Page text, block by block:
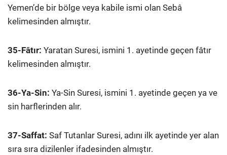
Yemen’de bir bölge veya kabile ismi olan Sebâ
kelimesinden almıştır.
35-Fâtır: Yaratan Suresi, ismini 1. ayetinde geçen fâtır
kelimesinden almıştır.
36-Ya-Sin: Ya-Sin Suresi, ismini 1. ayetinde geçen ya ve
sin harflerinden alır.
37-Saffat: Saf Tutanlar Suresi, adını ilk ayetinde yer alan
sıra sıra dizilenler ifadesinden almıştır.